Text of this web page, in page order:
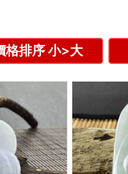
格排序 小>大